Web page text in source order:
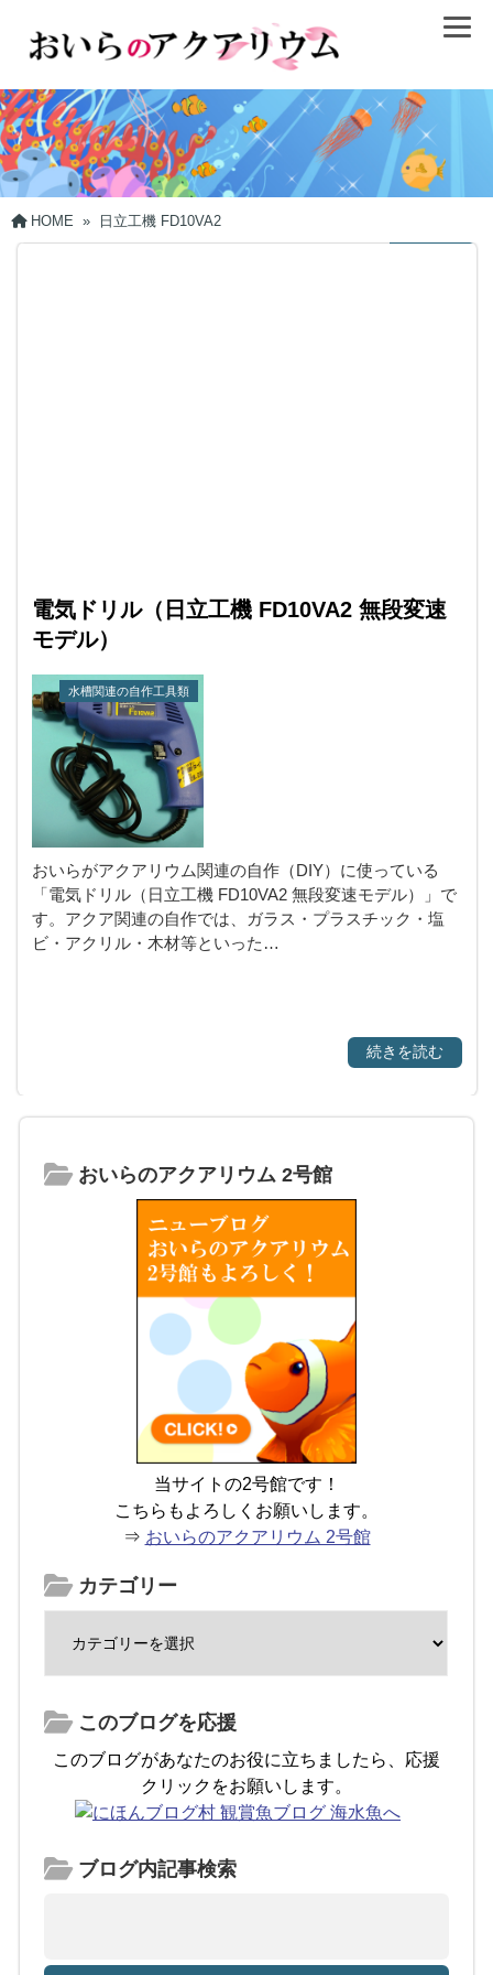
HOME » 日立工機 FD10VA2
電気ドリル（日立工機 FD10VA2 無段変速
モデル）
水槽関連の自作工具類
おいらがアクアリウム関連の自作（DIY）に使っている
「電気ドリル（日立工機 FD10VA2 無段変速モデル）」で
す。アクア関連の自作では、ガラス・プラスチック・塩
ビ・アクリル・木材等といった…
続きを読む
おいらのアクアリウム 2号館
当サイトの2号館です！
こちらもよろしくお願いします。
⇒ おいらのアクアリウム 2号館
カテゴリー
このブログを応援
このブログがあなたのお役に立ちましたら、応援
クリックをお願いします。
ブログ内記事検索